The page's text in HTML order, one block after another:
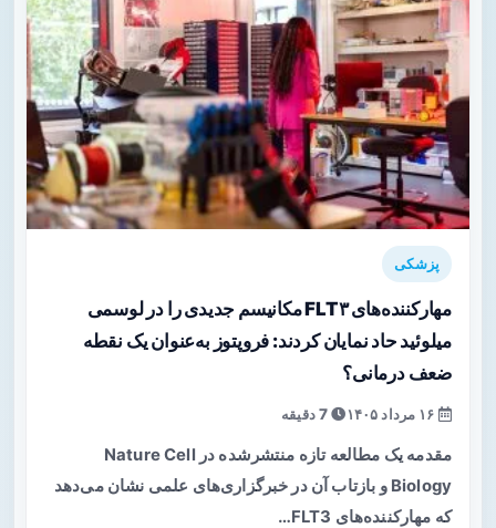
پزشکی
مهارکننده‌های FLT۳ مکانیسم جدیدی را در لوسمی
میلوئید حاد نمایان کردند: فروپتوز به‌عنوان یک نقطه
ضعف درمانی؟
7 دقیقه
مقدمه یک مطالعه تازه منتشرشده در Nature Cell
Biology و بازتاب آن در خبرگزاری‌های علمی نشان می‌دهد
که مهارکننده‌های FLT3…